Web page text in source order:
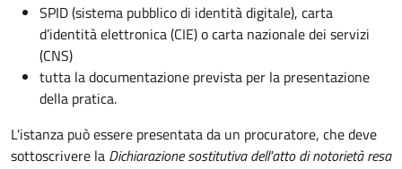
SPID (sistema pubblico di identità digitale), carta
d’identità elettronica (CIE) o carta nazionale dei servizi
(CNS)
tutta la documentazione prevista per la presentazione
della pratica.
L'istanza può essere presentata da un procuratore, che deve
sottoscrivere la Dichiarazione sostitutiva dell'atto di notorietà resa